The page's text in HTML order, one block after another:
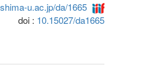
u.ac.jp/da/1665
doi : 10.15027/da1665